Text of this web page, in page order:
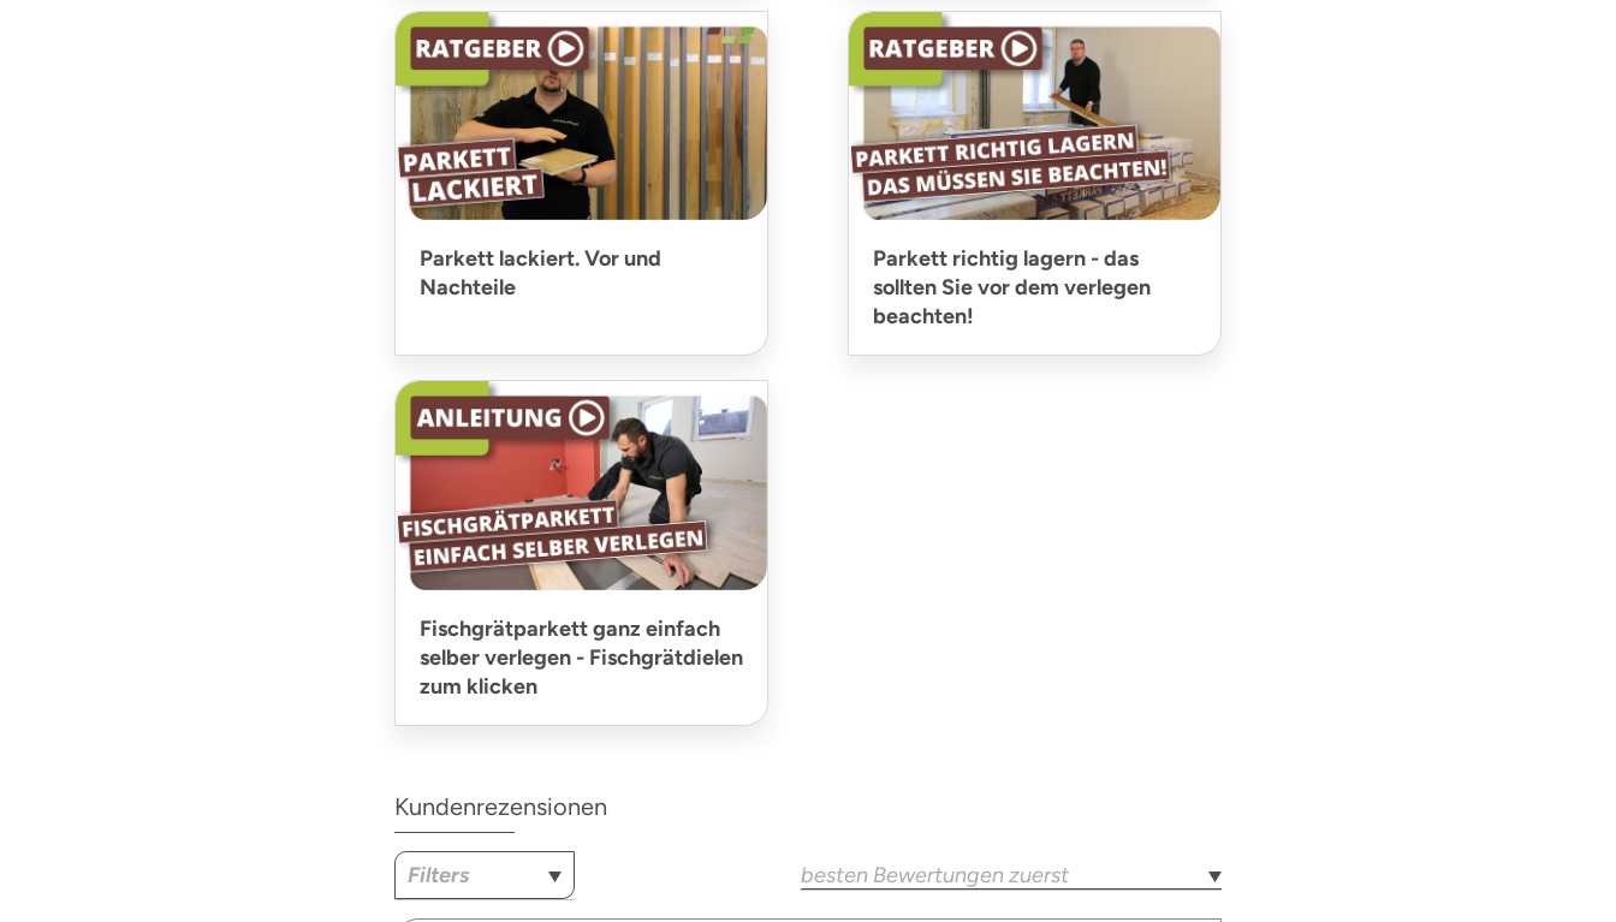
Parkett lackiert. Vor und
Nachteile
Parkett richtig lagern - das
sollten Sie vor dem verlegen
beachten!
Fischgrätparkett ganz einfach
selber verlegen - Fischgrätdielen
zum klicken
Kundenrezensionen